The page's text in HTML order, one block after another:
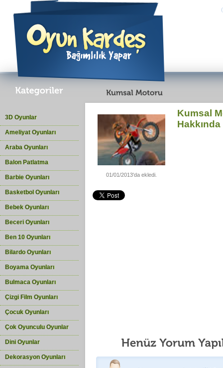
3D Oyunlar
Ameliyat Oyunları
Araba Oyunları
Balon Patlatma
Barbie Oyunları
Basketbol Oyunları
Bebek Oyunları
Beceri Oyunları
Ben 10 Oyunları
Bilardo Oyunları
Boyama Oyunları
Bulmaca Oyunları
Çizgi Film Oyunları
Çocuk Oyunları
Çok Oyunculu Oyunlar
Dini Oyunlar
Dekorasyon Oyunları
01/01/2013'da ekledi.
Kumsal
Hakkında